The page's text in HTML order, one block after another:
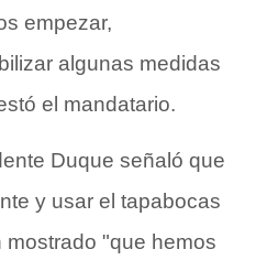
empezar,
algunas medidas
el mandatario.
Duque señaló que
y usar el tapabocas
"que hemos